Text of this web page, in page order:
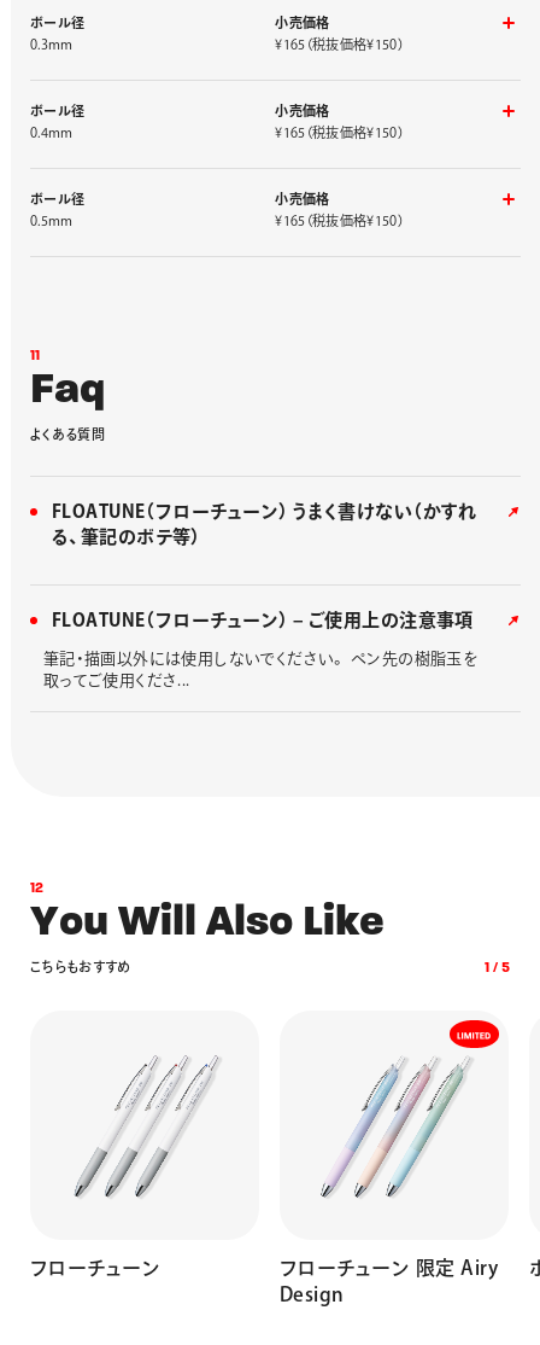
ボール径
0.3mm
小売価格
¥165（税抜価格¥150）
インキ色
品番
XZRN3-A
赤
XZRN3-B
青
XZRN3-C
ボール径
0.4mm
小売価格
¥165（税抜価格¥150）
インキ色
品番
XZRN4-A
赤
XZRN4-B
青
XZRN4-C
ボール径
0.5mm
小売価格
¥165（税抜価格¥150）
インキ色
品番
11
Faq
よく ある質 問
FLOATUNE（フローチューン） うまく書けない（かすれ
る、筆記のボテ等）
FLOATUNE（フローチューン） – ご使用上の注意事項
筆記・描画以外には使用しないでください。 ペン先の樹脂玉を
取ってご使用くださ...
12
You Will Also Like
こち らもおすすめ
フローチューン
フローチューン 限定 Airy
Design
1 /5